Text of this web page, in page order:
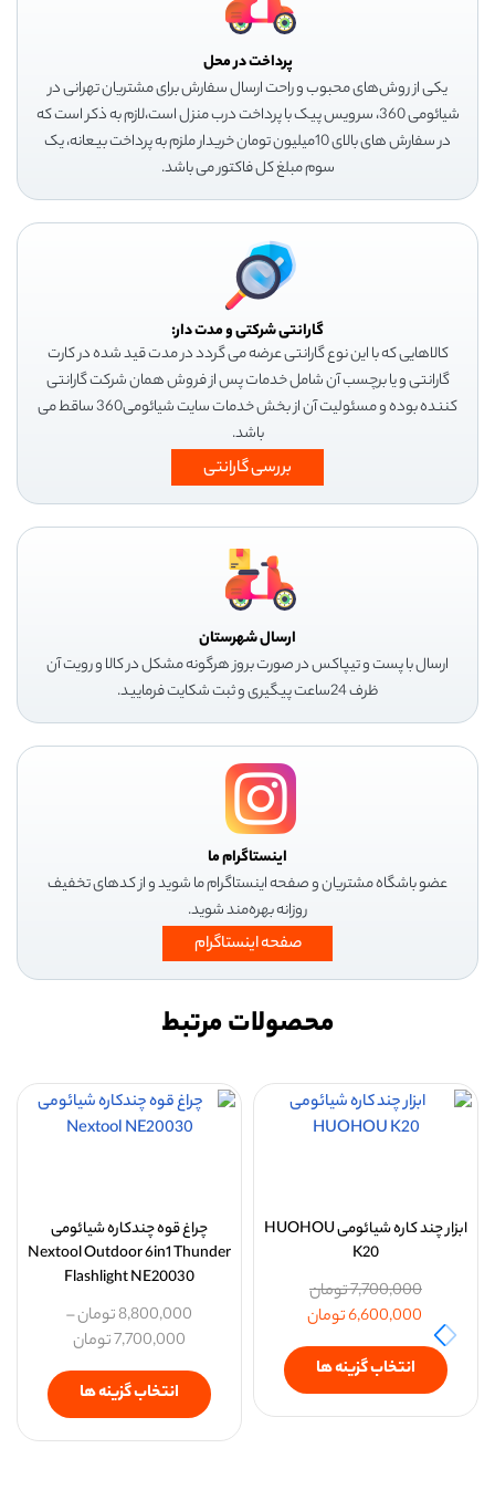
پرداخت در محل
یکی از روش‌های محبوب و راحت ارسال سفارش برای مشتریان تهرانی در
شیائومی 360، سرویس پیک با پرداخت درب منزل است،لازم به ذکر است که
در سفارش های بالای 10میلیون تومان خریدار ملزم به پرداخت بیعانه، یک
سوم مبلغ کل فاکتور می باشد.
گارانتی شرکتی و مدت دار:
کالاهایی که با این نوع گارانتی عرضه می گردد در مدت قید شده در کارت
گارانتی و یا برچسب آن شامل خدمات پس از فروش همان شرکت گارانتی
کننده بوده و مسئولیت آن از بخش خدمات سایت شیائومی360 ساقط می
باشد.
بررسی گارانتی
ارسال شهرستان
ارسال با پست و تیپاکس در صورت بروز هرگونه مشکل در کالا و رویت آن
ظرف 24ساعت پیگیری و ثبت شکایت فرمایید.
اینستاگرام ما
عضو باشگاه مشتریان و صفحه اینستاگرام ما شوید و از کدهای تخفیف
روزانه بهره‌مند شوید.
صفحه اینستاگرام
محصولات مرتبط
ابزار چند کاره شیائومی HUOHOU
K20
7,700,000تومان
6,600,000تومان
انتخاب گزینه ها
چراغ قوه چندکاره شیائومی
Nextool Outdoor 6in1 Thunder
Flashlight NE20030
8,800,000تومان–
7,700,000تومان
انتخاب گزینه ها